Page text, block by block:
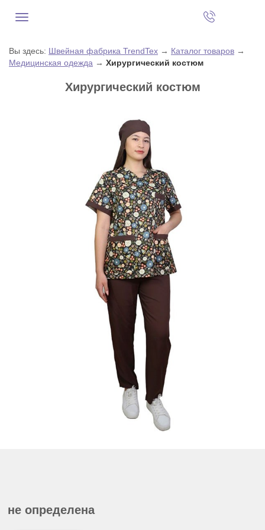
Вы здесь: Швейная фабрика TrendTex → Каталог товаров →
Медицинская одежда → Хирургический костюм
Хирургический костюм
не определена